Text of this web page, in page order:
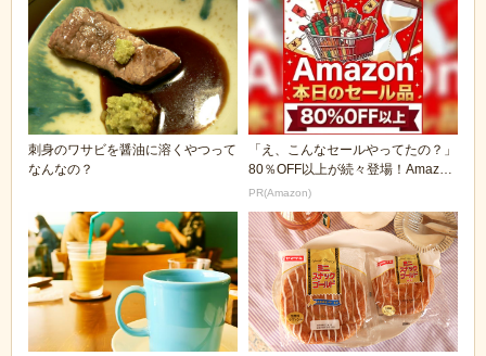
刺身のワサビを醤油に溶くやつって
なんなの？
「え、こんなセールやってたの？」
80％OFF以上が続々登場！Amazon
の本気が...
PR(Amazon)